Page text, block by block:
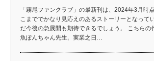
「霧尾ファンクラブ」の最新刊は、2024年3月時
こまででかなり見応えのあるストーリーとなって
だ今後の急展開も期待できるでしょう。 こちらの
魚ぽんちゃん先生。実業之日…